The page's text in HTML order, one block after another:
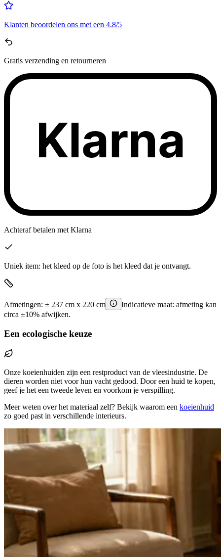
Klanten beoordelen ons met een 4.8/5
Gratis verzending en retourneren
Klarna
Achteraf betalen met Klarna
Uniek item: het kleed op de foto is het kleed dat je ontvangt.
Afmetingen: ± 237 cm x 220 cm
Indicatieve maat: afmeting kan
circa ±10% afwijken.
Een ecologische keuze
Onze koeienhuiden zijn een restproduct van de vleesindustrie. De
dieren worden niet voor hun vacht gedood. Door een huid te kopen,
geef je het een tweede leven en voorkom je verspilling.
Meer weten over het materiaal zelf? Bekijk waarom een koeienhuid
zo goed past in verschillende interieurs.